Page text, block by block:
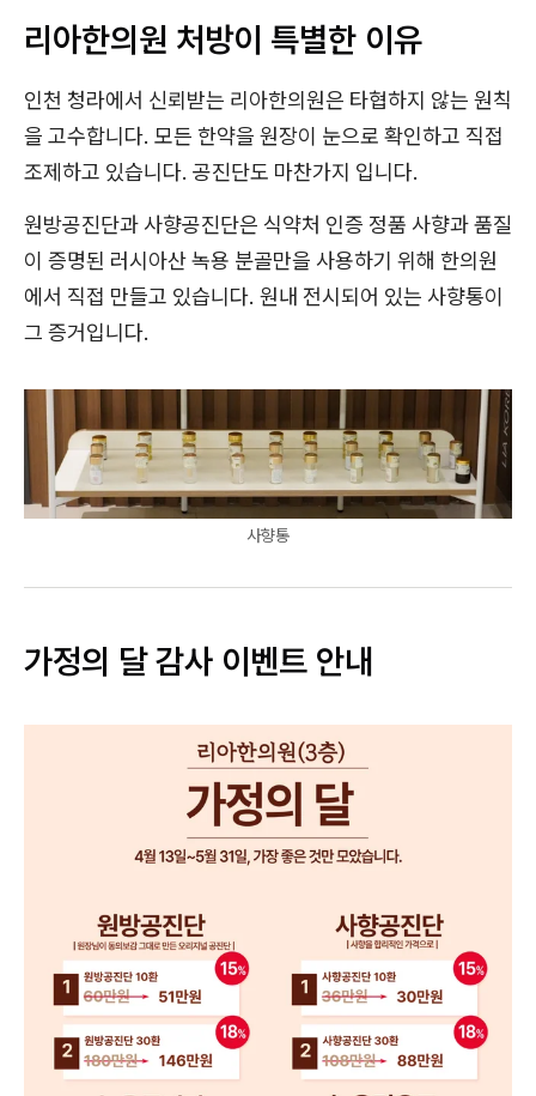
리아한의원 처방이 특별한 이유
인천 청라에서 신뢰받는 리아한의원은 타협하지 않는 원칙
을 고수합니다. 모든 한약을 원장이 눈으로 확인하고 직접
조제하고 있습니다. 공진단도 마찬가지 입니다.
원방공진단과 사향공진단은 식약처 인증 정품 사향과 품질
이 증명된 러시아산 녹용 분골만을 사용하기 위해 한의원
에서 직접 만들고 있습니다. 원내 전시되어 있는 사향통이
그 증거입니다.
사향통
가정의 달 감사 이벤트 안내